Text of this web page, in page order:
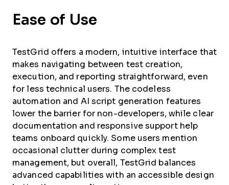
Ease of Use
TestGrid offers a modern, intuitive interface that
makes navigating between test creation,
execution, and reporting straightforward, even
for less technical users. The codeless
automation and AI script generation features
lower the barrier for non-developers, while clear
documentation and responsive support help
teams onboard quickly. Some users mention
occasional clutter during complex test
management, but overall, TestGrid balances
advanced capabilities with an accessible design